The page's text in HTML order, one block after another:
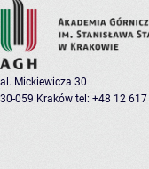
al. Mickiewicza 30
30-059 Kraków tel: +48 12